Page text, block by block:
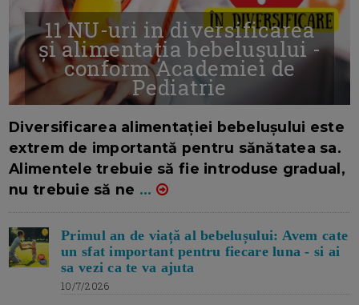
11 NU-uri in diversificarea
și alimentația bebelușului -
conform Academiei de
Pediatrie
Diversificarea alimentației bebelușului este
extrem de importantă pentru sănătatea sa.
Alimentele trebuie să fie introduse gradual,
nu trebuie să ne ...
Primul an de viață al bebelușului: Avem cate
un sfat important pentru fiecare luna - si ai
sa vezi ca te va ajuta
10/7/2026